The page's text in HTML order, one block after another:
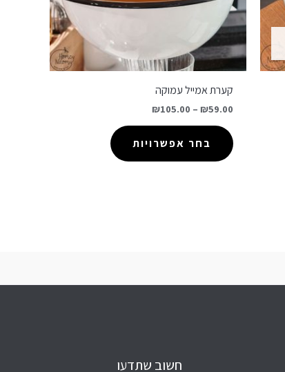
קערת אמייל עמוקה
₪59.00
–
₪105.00
בחר אפשרויות
חשוב שתדעו